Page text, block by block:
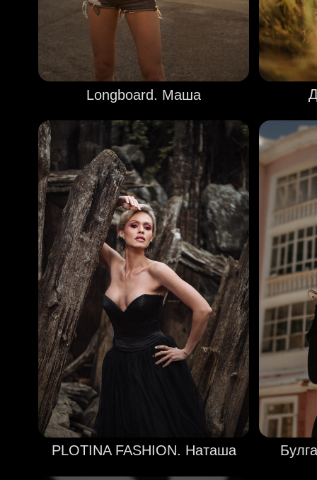
Longboard. Маша
PLOTINA FASHION. Наташа